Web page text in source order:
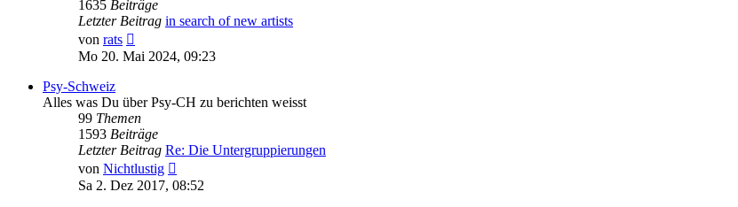
1635 Beiträge
Letzter Beitrag in search of new artists
von rats
Beitrag
Mo 20. Mai 2024, 09:23
Psy-Schweiz
Alles was Du über Psy-CH zu berichten weisst
99 Themen
1593 Beiträge
Letzter Beitrag Re: Die Untergruppierungen
von Nichtlustig
Beitrag
Sa 2. Dez 2017, 08:52